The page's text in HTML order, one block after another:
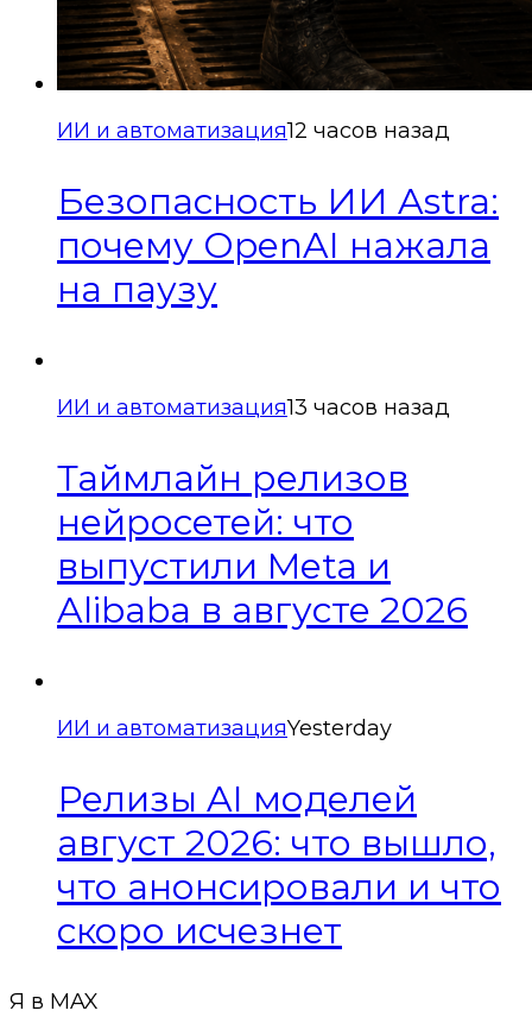
ИИ и автоматизация12 часов назад
Безопасность ИИ Astra:
почему OpenAI нажала
на паузу
ИИ и автоматизация13 часов назад
Таймлайн релизов
нейросетей: что
выпустили Meta и
Alibaba в августе 2026
ИИ и автоматизацияYesterday
Релизы AI моделей
август 2026: что вышло,
что анонсировали и что
скоро исчезнет
Я в MAX